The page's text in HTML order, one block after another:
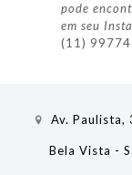
pode
em seu
(11)
Av. Paulista,
Bela Vista -